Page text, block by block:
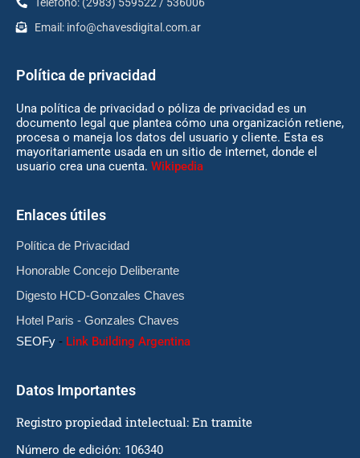
Email: info@chavesdigital.com.ar
Política de privacidad
Una política de privacidad o póliza de privacidad es un
documento legal que plantea cómo una organización retiene,
procesa o maneja los datos del usuario y cliente. Esta es
mayoritariamente usada en un sitio de internet, donde el
usuario crea una cuenta. Wikipedia
Enlaces útiles
Política de Privacidad
Honorable Concejo Deliberante
Digesto HCD-Gonzales Chaves
Hotel Paris - Gonzales Chaves
SEOFy - Link Building Argentina
Datos Importantes
Registro propiedad intelectual: En tramite
Número de edición: 106340